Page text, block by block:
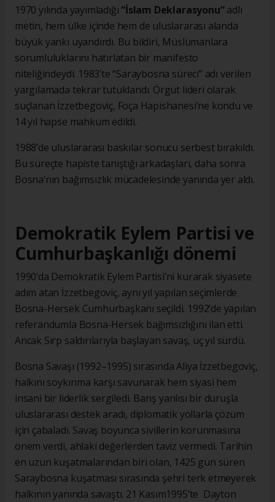
1970 yılında yayımladığı“İslam Deklarasyonu”adlı
metin, hem ülke içinde hem de uluslararası alanda
büyük yankı uyandırdı. Bu bildiri, Müslümanlara
sorumluluklarını hatırlatan bir manifesto
niteliğindeydi. 1983’te “Saraybosna süreci” adı verilen
yargılamada tekrar tutuklandı. Örgüt lideri olarak
suçlanan İzzetbegoviç, Foça Hapishanesi’ne kondu ve
14 yıl hapse mahkum edildi.
1988’de uluslararası baskılar sonucu serbest bırakıldı.
Bu süreçte hapiste tanıştığı arkadaşları, daha sonra
Bosna’nın bağımsızlık mücadelesinde yanında yer aldı.
Demokratik Eylem Partisi ve
Cumhurbaşkanlığı dönemi
1990’da Demokratik Eylem Partisi’ni kurarak siyasete
adım atan İzzetbegoviç, aynı yıl yapılan seçimlerde
Bosna-Hersek Cumhurbaşkanı seçildi. 1992’de yapılan
referandumla Bosna-Hersek bağımsızlığını ilan etti.
Ancak Sırp saldırılarıyla başlayan savaş, üç yıl sürdü.
Bosna Savaşı (1992–1995) sırasında Aliya İzzetbegoviç,
halkını soykırıma karşı savunarak hem siyasi hem
insani bir liderlik sergiledi. Barış yanlısı bir duruşla
uluslararası destek aradı, diplomatik yollarla çözüm
için çabaladı. Savaş boyunca sivillerin korunmasına
önem verdi, ahlaki değerlerden taviz vermedi. Tarihin
en uzun kuşatmalarından biri olan, 1425 gün süren
Saraybosna kuşatması sırasında şehri terk etmeyerek
halkının yanında savaştı. 21 Kasım1995’te Dayton